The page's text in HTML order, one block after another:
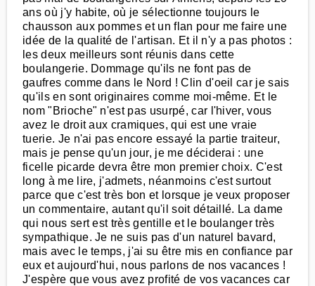
ans où j'y habite, où je sélectionne toujours le
chausson aux pommes et un flan pour me faire une
idée de la qualité de l'artisan. Et il n'y a pas photos :
les deux meilleurs sont réunis dans cette
boulangerie. Dommage qu'ils ne font pas de
gaufres comme dans le Nord ! Clin d'oeil car je sais
qu'ils en sont originaires comme moi-même. Et le
nom "Brioche" n'est pas usurpé, car l'hiver, vous
avez le droit aux cramiques, qui est une vraie
tuerie. Je n'ai pas encore essayé la partie traiteur,
mais je pense qu'un jour, je me déciderai : une
ficelle picarde devra être mon premier choix. C'est
long à me lire, j'admets, néanmoins c'est surtout
parce que c'est très bon et lorsque je veux proposer
un commentaire, autant qu'il soit détaillé. La dame
qui nous sert est très gentille et le boulanger très
sympathique. Je ne suis pas d'un naturel bavard,
mais avec le temps, j'ai su être mis en confiance par
eux et aujourd'hui, nous parlons de nos vacances !
J'espère que vous avez profité de vos vacances car